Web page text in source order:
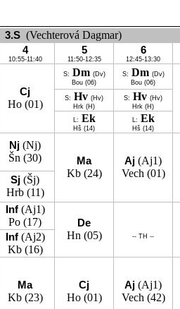
3.S (Vechterová Dagmar)
4
10:55-11:40
5
11:50-12:35
6
12:45-13:30
Cj
Ho(01)
S: Dm (Dv)
Bou (06)
S: Dm (Dv)
Bou (06)
S: Hv (Hv)
Hrk (H)
S: Hv (Hv)
Hrk (H)
L: Ek
Hš (14)
L: Ek
Hš (14)
Nj (Nj)
Šn (30)
Ma
Kb(24)
Aj (Aj1)
Vech (01)
Sj (Šj)
Hrb(11)
Inf (Aj1)
Po (17)
De
Hn (05) -- TH --
Inf (Aj2)
Kb(16)
Ma
Kb(23)
Cj
Ho(01)
Aj (Aj1)
Vech (42)